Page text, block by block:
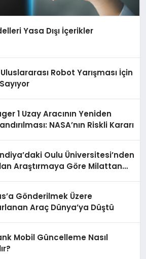
Yasa Dışı İçerikler
Uluslararası Robot Yarışması İçin
1 Uzay Aracının Yeniden
NASA’nın Riskli Kararı
Oulu Üniversitesi’nden
Araştırmaya Göre Milattan
Gönderilmek Üzere
Araç Dünya’ya Düştü
Mobil Güncelleme Nasıl